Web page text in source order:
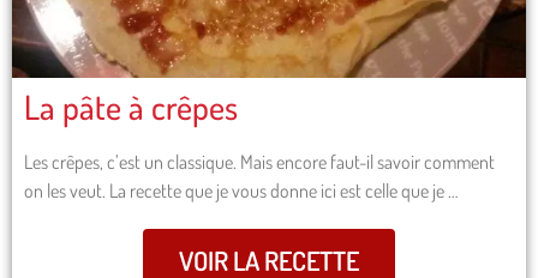
La pâte à crêpes
Les crêpes, c’est un classique. Mais encore faut-il savoir comment
on les veut. La recette que je vous donne ici est celle que je …
VOIR LA RECETTE